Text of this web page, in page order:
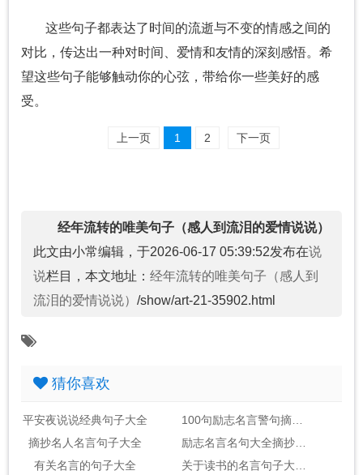
这些句子都表达了时间的流逝与不变的情感之间的
对比，传达出一种对时间、爱情和友情的深刻感悟。希
望这些句子能够触动你的心弦，带给你一些美好的感
受。
上一页 1 2 下一页
经年流转的唯美句子（感人到流泪的爱情说说）
此文由小常编辑，于2026-06-17 05:39:52发布在说
说栏目，本文地址： 经年流转的唯美句子（感人到
流泪的爱情说说） /show/art-21-35902.html
猜你喜欢
平安夜说说经典句子大全
100句励志名言警句摘抄大全_句子大全
摘抄名人名言句子大全
励志名言名句大全摘抄_句子大全
有关名言的句子大全
关于读书的名言句子大全2句